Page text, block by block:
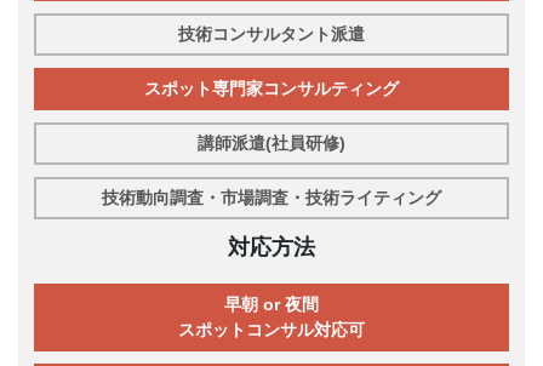
技術コンサルタント派遣
スポット専門家コンサルティング
講師派遣(社員研修)
技術動向調査・市場調査・技術ライティング
対応方法
早朝 or 夜間
スポットコンサル対応可